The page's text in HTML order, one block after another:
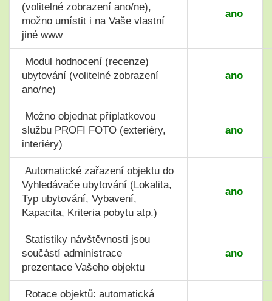
(volitelné zobrazení ano/ne),
možno umístit i na Vaše vlastní
jiné www
ano
Modul hodnocení (recenze)
ubytování (volitelné zobrazení
ano/ne)
ano
Možno objednat příplatkovou
službu PROFI FOTO (exteriéry,
interiéry)
ano
Automatické zařazení objektu do
Vyhledávače ubytování (Lokalita,
Typ ubytování, Vybavení,
Kapacita, Kriteria pobytu atp.)
ano
Statistiky návštěvnosti jsou
součástí administrace
prezentace Vašeho objektu
ano
Rotace objektů: automatická